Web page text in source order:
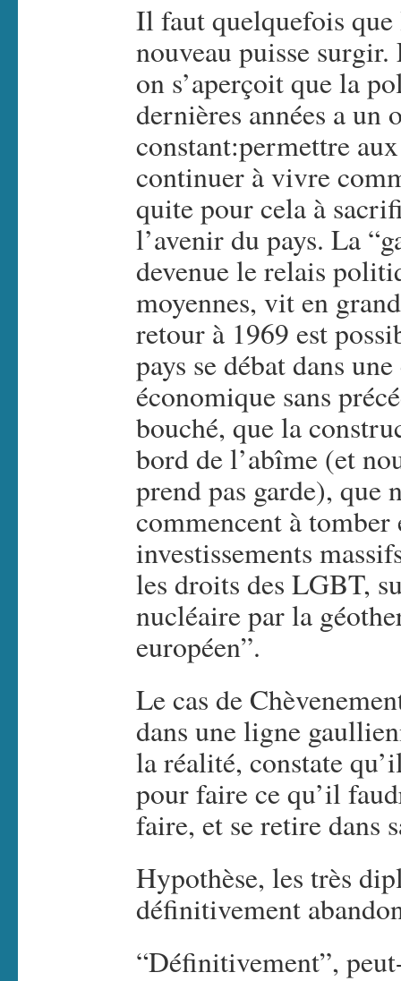
Il faut quelquefois que
nouveau puisse
on s’aperçoit que la
dernières années a un
constant:permettre
continuer à vivre
quite pour cela à
l’avenir du pays. La
devenue le relais
moyennes, vit en
retour à 1969 est
pays se débat dans
économique sans
bouché, que la
bord de l’abîme (et
prend pas garde), que
commencent à tomber
investissements
les droits des LGBT,
nucléaire par la
européen”.
Le cas de
dans une ligne
la réalité, constate
pour faire ce qu’il
faire, et se retire dans
Hypothèse, les très
définitivement
“Définitivement”,